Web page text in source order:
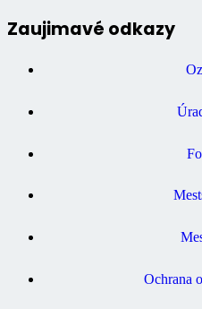
Zaujimavé odkazy
Ochrana